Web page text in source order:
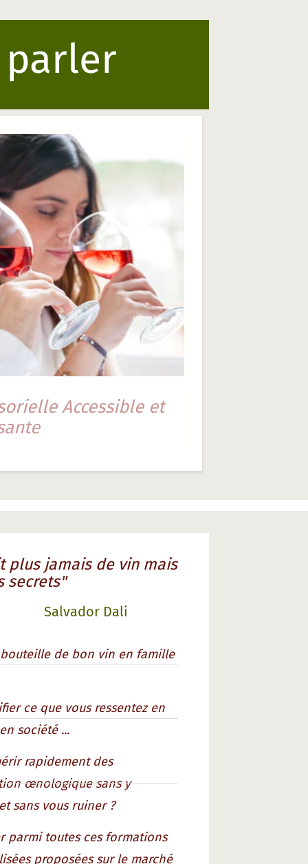
Accessible et
plus jamais de vin mais
secrets"
Salvador Dali
de bon vin en famille
ce que vous ressentez en
société ...
rapidement des
œnologique sans y
sans vous ruiner ?
parmi toutes ces formations
proposées sur le marché